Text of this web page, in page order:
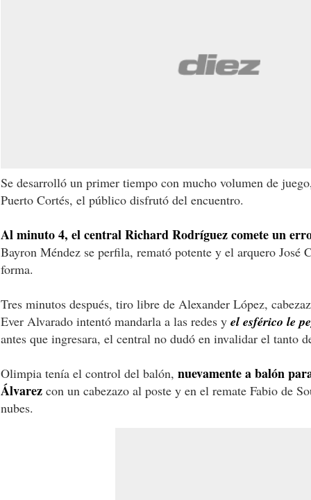
Se desarrolló un primer tiempo con mucho volumen de
Puerto Cortés, el público disfrutó del encuentro.
Al minuto 4, el central Richard Rodríguez comete un
Bayron Méndez se perfila, remató potente y el arquero José
forma.
Tres minutos después, tiro libre de Alexander López,
Ever Alvarado intentó mandarla a las redes y el esférico le
antes que ingresara, el central no dudó en invalidar el tanto
Olimpia tenía el control del balón, nuevamente a balón
Álvarez con un cabezazo al poste y en el remate Fabio de
nubes.